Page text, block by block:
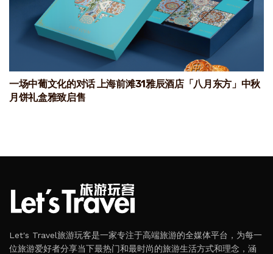
一场中葡文化的对话 上海前滩31雅辰酒店「八月东方」中秋
月饼礼盒雅致启售
Let's Travel旅游玩客是一家专注于高端旅游的全媒体平台，为每一
位旅游爱好者分享当下最热门和最时尚的旅游生活方式和理念，涵